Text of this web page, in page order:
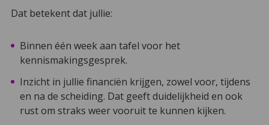
Dat betekent dat jullie:
Binnen één week aan tafel voor het
kennismakingsgesprek.
Inzicht in jullie financiën krijgen, zowel voor, tijdens
en na de scheiding. Dat geeft duidelijkheid en ook
rust om straks weer vooruit te kunnen kijken.